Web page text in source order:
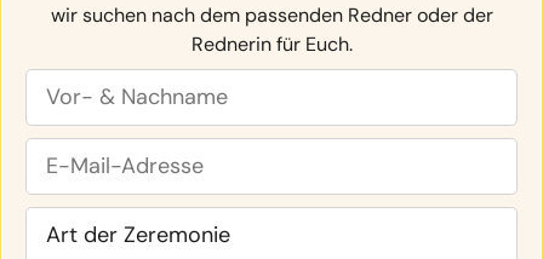
wir suchen nach dem passenden Redner oder der
Rednerin für Euch.